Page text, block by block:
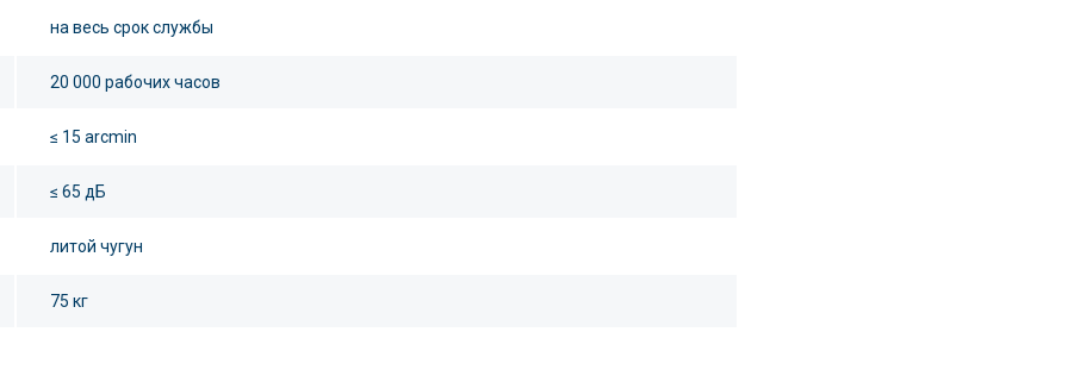
на весь срок службы
20 000 рабочих часов
≤ 15 arcmin
≤ 65 дБ
литой чугун
75 кг